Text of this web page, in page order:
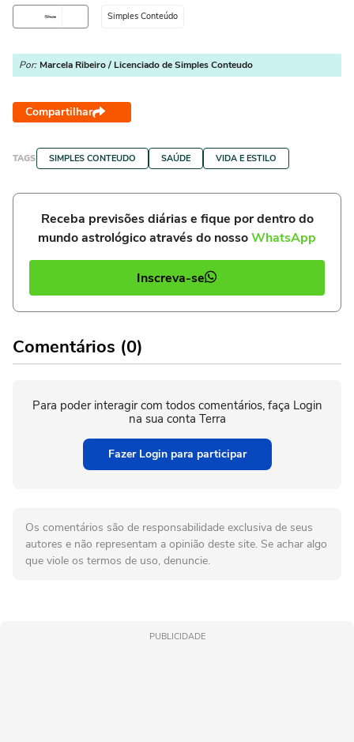
Simples Conteúdo
Por: Marcela Ribeiro / Licenciado de Simples Conteudo
Compartilhar
TAGS SIMPLES CONTEUDO SAÚDE VIDA E ESTILO
Receba previsões diárias e fique por dentro do
mundo astrológico através do nossoWhatsApp
Inscreva-se
Comentários (0)
Para poder interagir com todos comentários, faça Login
na sua conta Terra
Fazer Login para participar
Os comentários são de responsabilidade exclusiva de seus
autores e não representam a opinião deste site. Se achar algo
que viole os termos de uso, denuncie.
PUBLICIDADE